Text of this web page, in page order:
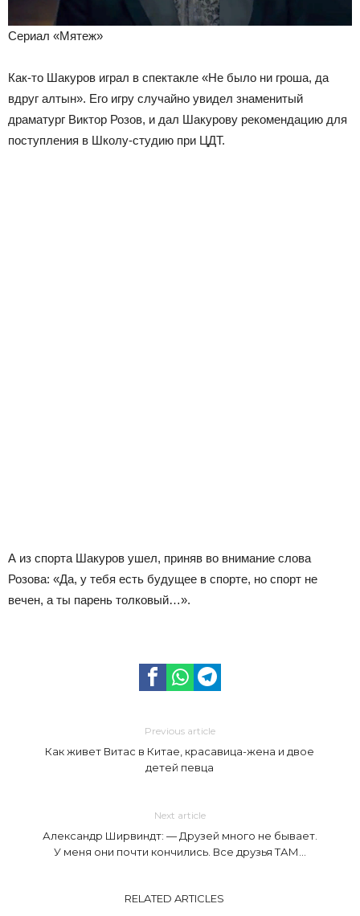
Сериал «Мятеж»
Как-то Шакуров играл в спектакле «Не было ни гроша, да
вдруг алтын». Его игру случайно увидел знаменитый
драматург Виктор Розов, и дал Шакурову рекомендацию для
поступления в Школу-студию при ЦДТ.
А из спорта Шакуров ушел, приняв во внимание слова
Розова: «Да, у тебя есть будущее в спорте, но спорт не
вечен, а ты парень толковый…».
Previous article
Как живет Витас в Китае, красавица-жена и двое
детей певца
Next article
Александр Ширвиндт: — Друзей много не бывает.
У меня они почти кончились. Все друзья ТАМ…
RELATED ARTICLES